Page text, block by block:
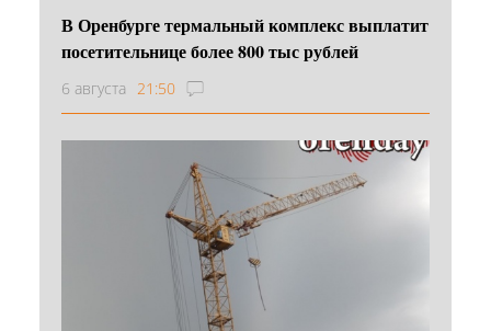
В Оренбурге термальный комплекс выплатит
посетительнице более 800 тыс рублей
6 августа 21:50